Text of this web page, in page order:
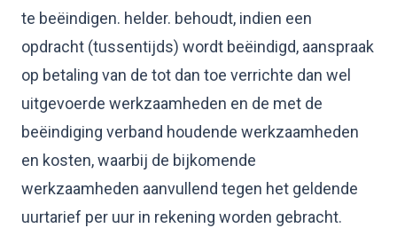
te beëindigen. helder. behoudt, indien een
opdracht (tussentijds) wordt beëindigd, aanspraak
op betaling van de tot dan toe verrichte dan wel
uitgevoerde werkzaamheden en de met de
beëindiging verband houdende werkzaamheden
en kosten, waarbij de bijkomende
werkzaamheden aanvullend tegen het geldende
uurtarief per uur in rekening worden gebracht.